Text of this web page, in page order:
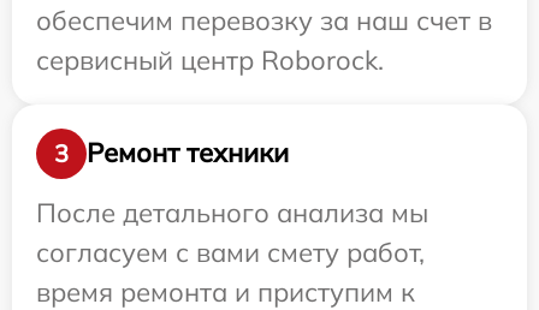
обеспечим перевозку за наш счет в
сервисный центр Roborock.
3
Ремонт техники
После детального анализа мы
согласуем с вами смету работ,
время ремонта и приступим к